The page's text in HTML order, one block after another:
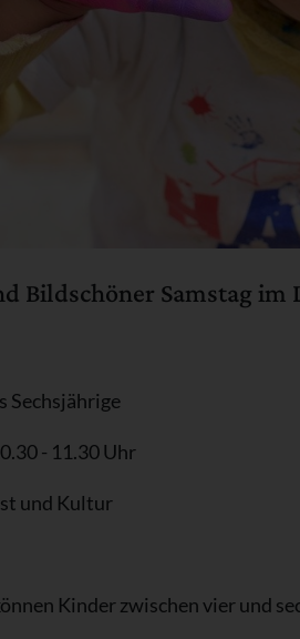
Bildschöner Samstag
Sechsjährige
- 11.30 Uhr
und Kultur
Kinder zwischen vier und